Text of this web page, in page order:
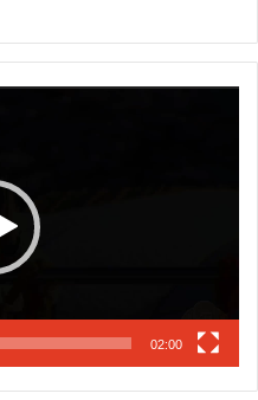
02:00